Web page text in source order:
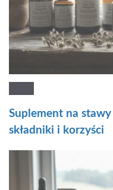
Suplement na
składniki i korzyści